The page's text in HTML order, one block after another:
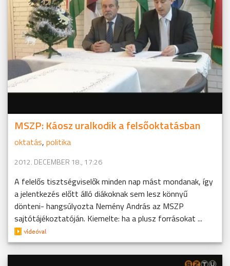
MSZP: Káosz uralkodik a felsőoktatásban
oktatás, politika
2012. DECEMBER 18., 17:26
A felelős tisztségviselők minden nap mást mondanak, így
a jelentkezés előtt álló diákoknak sem lesz könnyű
dönteni- hangsúlyozta Nemény András az MSZP
sajtótájékoztatóján. Kiemelte: ha a plusz forrásokat ...